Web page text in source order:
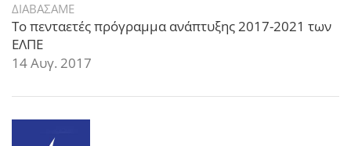
ΔΙΑΒΑΣΑΜΕ
Το πενταετές πρόγραμμα ανάπτυξης 2017-2021 των
ΕΛΠΕ
14 Αυγ. 2017